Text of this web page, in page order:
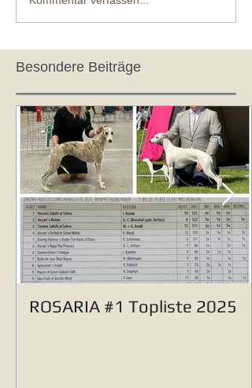
Besondere Beiträge
ROSARIA #1 Topliste 2025